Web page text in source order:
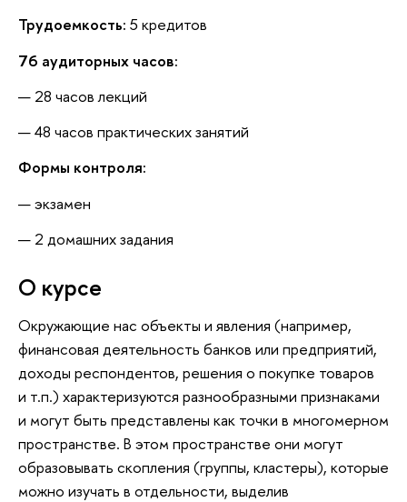
Трудоемкость: 5 кредитов
76 аудиторных часов:
28 часов лекций
48 часов практических занятий
Формы контроля:
экзамен
2 домашних задания
О курсе
Окружающие нас объекты и явления (например,
финансовая деятельность банков или предприятий,
доходы респондентов, решения о покупке товаров
и т.п.) характеризуются разнообразными признаками
и могут быть представлены как точки в многомерном
пространстве. В этом пространстве они могут
образовывать скопления (группы, кластеры), которые
можно изучать в отдельности, выделив